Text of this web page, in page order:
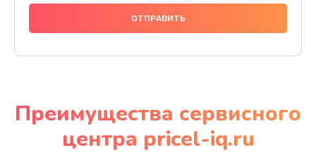
Преимущества сервисного
центра pricel-iq.ru